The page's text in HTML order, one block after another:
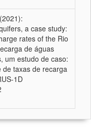
a case study:
rates of the Rio
de águas
um estudo de caso:
de taxas de recarga
1D